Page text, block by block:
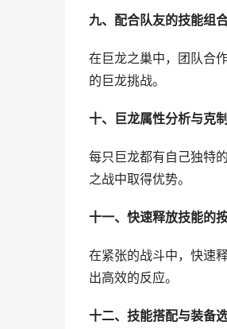
九、配合队友的技能组
在巨龙之巢中，团队合
的巨龙挑战。
十、巨龙属性分析与克
每只巨龙都有自己独特
之战中取得优势。
十一、快速释放技能的
在紧张的战斗中，快速
出高效的反应。
十二、技能搭配与装备